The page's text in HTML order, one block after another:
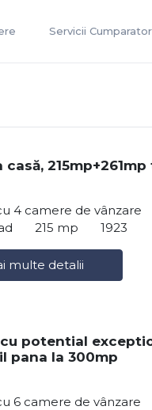
Servicii
casă,
4 camere de vânzare
215 mp 1923
multe detalii
potential
pana la 300mp
6 camere de vânzare